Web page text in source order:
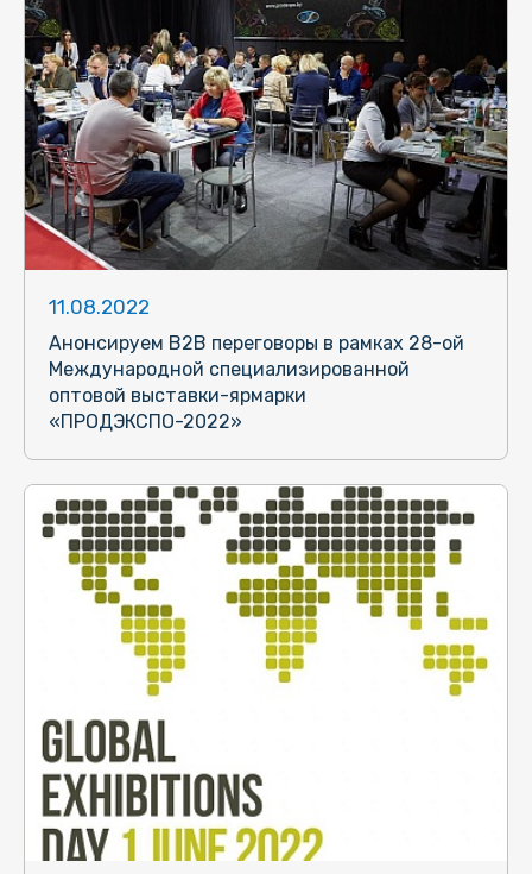
11.08.2022
Анонсируем В2В переговоры в рамках 28-ой
Международной специализированной
оптовой выставки-ярмарки
«ПРОДЭКСПО-2022»